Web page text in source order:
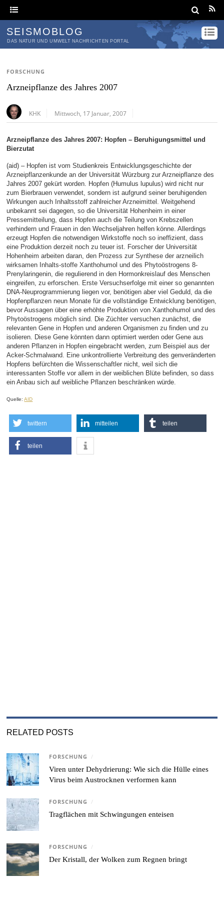
SEISMOBLOG
DAS NATUR UND UMWELT NACHRICHTEN PORTAL
FORSCHUNG
Arzneipflanze des Jahres 2007
KHK Mittwoch, 17 Januar, 2007
Arzneipflanze des Jahres 2007: Hopfen – Beruhigungsmittel und
Bierzutat
(aid) – Hopfen ist vom Studienkreis Entwicklungsgeschichte der
Arzneipflanzenkunde an der Universität Würzburg zur Arzneipflanze des
Jahres 2007 gekürt worden. Hopfen (Humulus lupulus) wird nicht nur
zum Bierbrauen verwendet, sondern ist aufgrund seiner beruhigenden
Wirkungen auch Inhaltsstoff zahlreicher Arzneimittel. Weitgehend
unbekannt sei dagegen, so die Universität Hohenheim in einer
Pressemitteilung, dass Hopfen auch die Teilung von Krebszellen
verhindern und Frauen in den Wechseljahren helfen könne. Allerdings
erzeugt Hopfen die notwendigen Wirkstoffe noch so ineffizient, dass
eine Produktion derzeit noch zu teuer ist. Forscher der Universität
Hohenheim arbeiten daran, den Prozess zur Synthese der arzneilich
wirksamen Inhalts-stoffe Xanthohumol und des Phytoöstrogens 8-
Prenylaringenin, die regulierend in den Hormonkreislauf des Menschen
eingreifen, zu erforschen. Erste Versuchserfolge mit einer so genannten
DNA-Neuprogrammierung liegen vor, benötigen aber viel Geduld, da die
Hopfenpflanzen neun Monate für die vollständige Entwicklung benötigen,
bevor Aussagen über eine erhöhte Produktion von Xanthohumol und des
Phytoöstrogens möglich sind. Die Züchter versuchen zunächst, die
relevanten Gene in Hopfen und anderen Organismen zu finden und zu
isolieren. Diese Gene könnten dann optimiert werden oder Gene aus
anderen Pflanzen in Hopfen eingebracht werden, zum Beispiel aus der
Acker-Schmalwand. Eine unkontrollierte Verbreitung des genveränderten
Hopfens befürchten die Wissenschaftler nicht, weil sich die
interessanten Stoffe vor allem in der weiblichen Blüte befinden, so dass
ein Anbau sich auf weibliche Pflanzen beschränken würde.
Quelle:AID
twittern mitteilen teilen
teilen
RELATED POSTS
FORSCHUNG /
Viren unter Dehydrierung: Wie sich die Hülle eines
Virus beim Austrocknen verformen kann
FORSCHUNG /
Tragflächen mit Schwingungen enteisen
FORSCHUNG /
Der Kristall, der Wolken zum Regnen bringt